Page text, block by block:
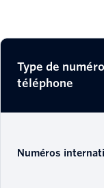
Type de
téléphone
Numéros